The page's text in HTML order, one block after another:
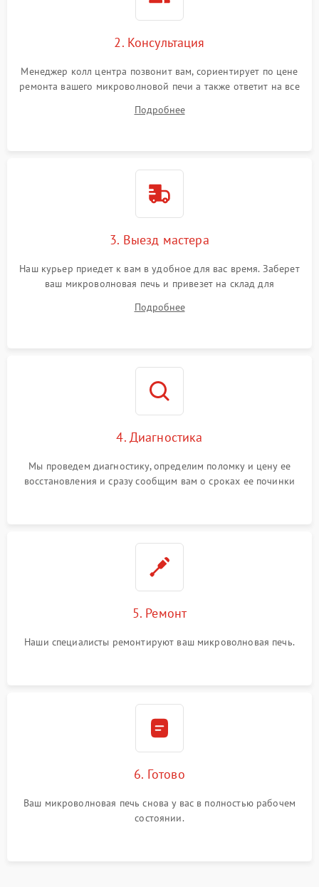
2. Консультация
Менеджер колл центра позвонит вам, сориентирует по цене
ремонта вашего микроволновой печи а также ответит на все
Подробнее
3. Выезд мастера
Наш курьер приедет к вам в удобное для вас время. Заберет
ваш микроволновая печь и привезет на склад для
Подробнее
4. Диагностика
Мы проведем диагностику, определим поломку и цену ее
восстановления и сразу сообщим вам о сроках ее починки
5. Ремонт
Наши специалисты ремонтируют ваш микроволновая печь.
6. Готово
Ваш микроволновая печь снова у вас в полностью рабочем
состоянии.